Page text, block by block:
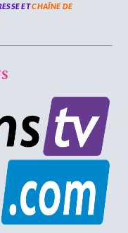
ETCHAÎNE DE